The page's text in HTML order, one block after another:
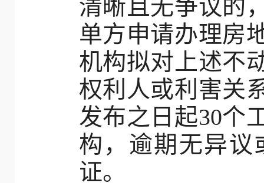
清晰且无争议的
单方申请办理房
机构拟对上述不
权利人或利害关
发布之日起30个
构，逾期无异议
证。